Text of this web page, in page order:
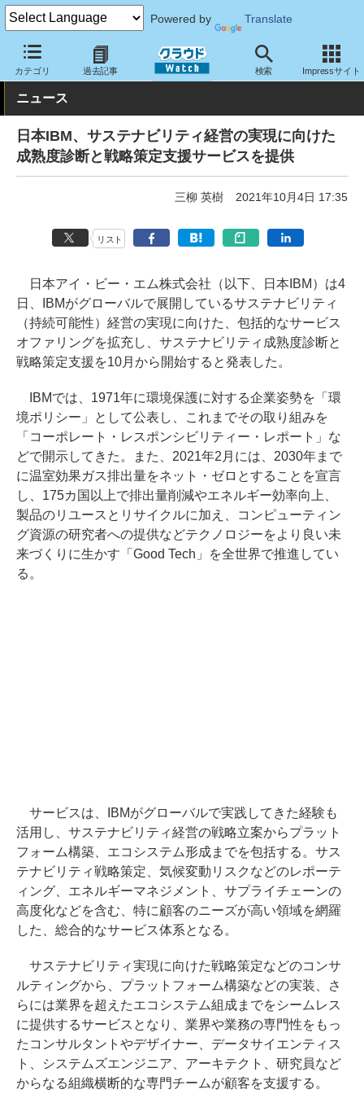
Powered by Translate
カテゴリ 過去記事 検索 Impressサイト
クラウド Watch サービス・ソフト サービス その他
ニュース
日本IBM、サステナビリティ経営の実現に向けた
成熟度診断と戦略策定支援サービスを提供
三柳 英樹 2021年10月4日 17:35
リスト
日本アイ・ビー・エム株式会社（以下、日本IBM）は4
日、IBMがグローバルで展開しているサステナビリティ
（持続可能性）経営の実現に向けた、包括的なサービス
オファリングを拡充し、サステナビリティ成熟度診断と
戦略策定支援を10月から開始すると発表した。
IBMでは、1971年に環境保護に対する企業姿勢を「環
境ポリシー」として公表し、これまでその取り組みを
「コーポレート・レスポンシビリティー・レポート」な
どで開示してきた。また、2021年2月には、2030年まで
に温室効果ガス排出量をネット・ゼロとすることを宣言
し、175カ国以上で排出量削減やエネルギー効率向上、
製品のリユースとリサイクルに加え、コンピューティン
グ資源の研究者への提供などテクノロジーをより良い未
来づくりに生かす「Good Tech」を全世界で推進してい
る。
サービスは、IBMがグローバルで実践してきた経験も
活用し、サステナビリティ経営の戦略立案からプラット
フォーム構築、エコシステム形成までを包括する。サス
テナビリティ戦略策定、気候変動リスクなどのレポーテ
ィング、エネルギーマネジメント、サプライチェーンの
高度化などを含む、特に顧客のニーズが高い領域を網羅
した、総合的なサービス体系となる。
サステナビリティ実現に向けた戦略策定などのコンサ
ルティングから、プラットフォーム構築などの実装、さ
らには業界を超えたエコシステム組成までをシームレス
に提供するサービスとなり、業界や業務の専門性をもっ
たコンサルタントやデザイナー、データサイエンティス
ト、システムズエンジニア、アーキテクト、研究員など
からなる組織横断的な専門チームが顧客を支援する。